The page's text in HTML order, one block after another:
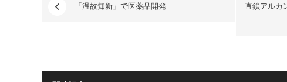
「温故知新」で医薬品開発
直鎖アルカ